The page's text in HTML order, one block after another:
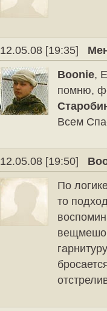
12.05.08 [19:35]
Boonie,
помню,
Всем
12.05.08 [19:50]
По
то